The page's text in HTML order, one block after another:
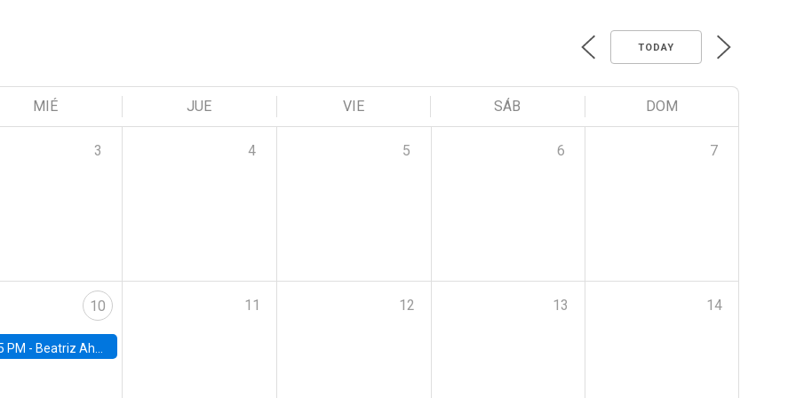
TODAY
MIÉ JUE VIE SÁB DOM
3 4 5 6 7
10
PM - Beatriz Ahumada, PhD candidate, Universidad de Pittsburgh
11 12 13 14